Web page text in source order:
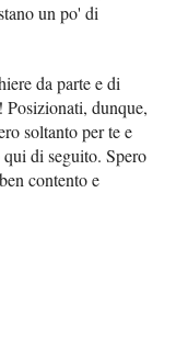
un po' di
da parte e di
Posizionati, dunque,
soltanto per te e
di seguito. Spero
contento e